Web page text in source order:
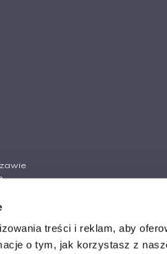
treści i reklam, aby
o tym, jak korzystasz z